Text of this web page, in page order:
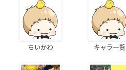
ちいかわ キャラ一覧